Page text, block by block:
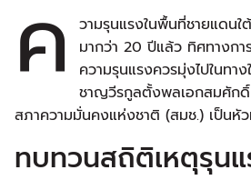
ค
วามรุนแรงในพื้นที่ชายแดนใ
มากว่า 20 ปีแล้ว ทิศทางกา
ความรุนแรงควรมุ่งไปในทา
ชาญวีรกูลตั้งพลเอกสมศักดิ์
สภาความมั่นคงแห่งชาติ (สมช.) เป็นหั
ทบทวนสถิติเหตุรุน